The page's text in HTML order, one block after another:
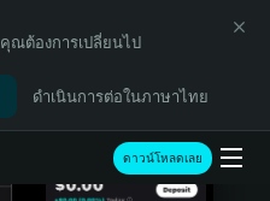
คุณต้องการเปลี่ยนไป
ดำเนินการต่อในภาษาไทย
ดาวน์โหลดเลย